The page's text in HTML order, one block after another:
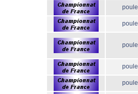
poule
poule
poule
poule
poule